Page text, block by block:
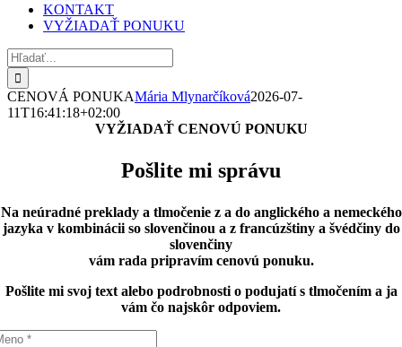
KONTAKT
VYŽIADAŤ PONUKU
Hľadať:
CENOVÁ PONUKAMária Mlynarčíková2026-07-
11T16:41:18+02:00
VYŽIADAŤ CENOVÚ PONUKU
Pošlite mi správu
Na neúradné preklady a tlmočenie z a do anglického a nemeckého
jazyka v kombinácii so slovenčinou a z francúzštiny a švédčiny do
slovenčiny
vám rada pripravím cenovú ponuku.
Pošlite mi svoj text alebo podrobnosti o podujatí s tlmočením a ja
vám čo najskôr odpoviem.